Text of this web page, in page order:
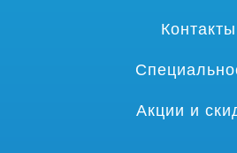
Контакты
Акции и